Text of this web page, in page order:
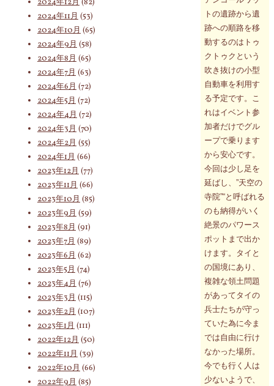
トの遺跡から遺
跡への順路を移
動するのはトゥ
クトゥクという
吹き抜けの小型
自動車を利用す
る予定です。こ
れはイベント参
加者だけでグル
ープで乗ります
から安心です。
今回は少し足を
延ばし、”天空の
寺院”“と呼ばれる
のも納得がいく
絶景のパワース
ポットまで出か
けます。タイと
の国境にあり、
複雑な領土問題
があってタイの
兵士たちが守っ
ていた為に今ま
では自由に行け
なかった場所。
今でも行く人は
少ないようで、
2024年11月 (53)
2024年10月 (65)
2024年9月 (58)
2024年8月 (65)
2024年7月 (63)
2024年6月 (72)
2024年5月 (72)
2024年4月 (72)
2024年3月 (70)
2024年2月 (55)
2024年1月 (66)
2023年12月 (77)
2023年11月 (66)
2023年10月 (85)
2023年9月 (59)
2023年8月 (91)
2023年7月 (89)
2023年6月 (62)
2023年5月 (74)
2023年4月 (76)
2023年3月 (115)
2023年2月 (107)
2023年1月 (111)
2022年12月 (50)
2022年11月 (39)
2022年10月 (66)
2022年9月 (85)